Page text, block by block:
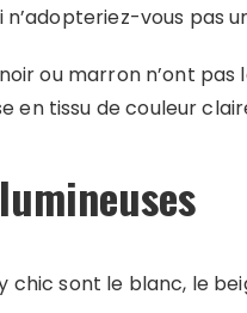
vous pas
ou marron n’ont
en tissu de couleur
sont le blanc, le